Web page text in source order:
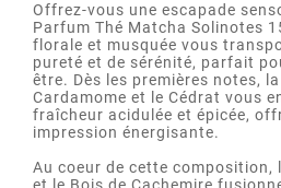
Offrez-vous une escapade
Parfum Thé Matcha Solinotes
florale et musquée vous
pureté et de sérénité, parfait
être. Dès les premières notes,
Cardamome et le Cédrat vous
fraîcheur acidulée et épicée,
impression énergisante.
Au coeur de cette composition,